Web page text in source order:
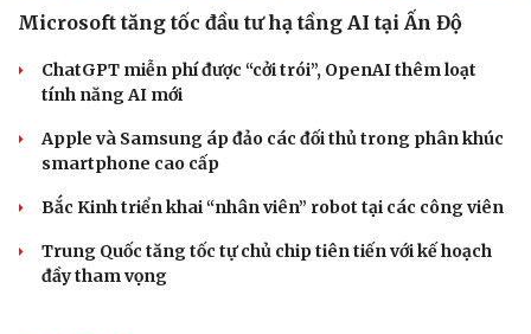
Microsoft tăng tốc đầu tư hạ tầng AI tại Ấn Độ
ChatGPT miễn phí được “cởi trói”, OpenAI thêm loạt
tính năng AI mới
Apple và Samsung áp đảo các đối thủ trong phân khúc
smartphone cao cấp
Bắc Kinh triển khai “nhân viên” robot tại các công viên
Trung Quốc tăng tốc tự chủ chip tiên tiến với kế hoạch
đầy tham vọng